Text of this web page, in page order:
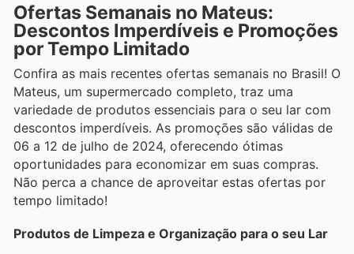
Ofertas Semanais no Mateus:
Descontos Imperdíveis e Promoções
por Tempo Limitado
Confira as mais recentes ofertas semanais no Brasil! O
Mateus, um supermercado completo, traz uma
variedade de produtos essenciais para o seu lar com
descontos imperdíveis. As promoções são válidas de
06 a 12 de julho de 2024, oferecendo ótimas
oportunidades para economizar em suas compras.
Não perca a chance de aproveitar estas ofertas por
tempo limitado!
Produtos de Limpeza e Organização para o seu Lar